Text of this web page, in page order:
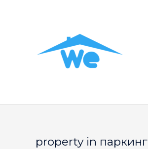
property in паркинг